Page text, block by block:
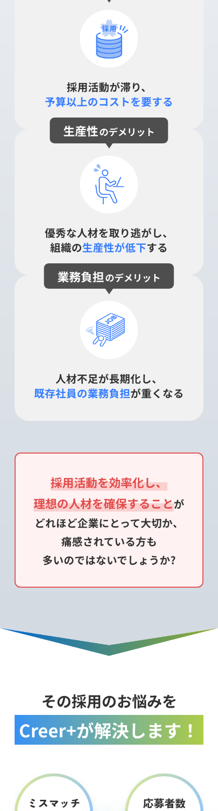
採用活動が滞り、
予算以上のコストを要する
生産性のデメリット
優秀な人材を取り逃がし、
組織の生産性が低下する
業務負担のデメリット
人材不足が長期化し、
既存社員の業務負担が重くなる
採用活動を効率化し、
理想の人材を確保することが
どれほど企業にとって大切か、
痛感されている方も
多いのではないでしょうか?
その採用のお悩みを
Creer+が解決します！